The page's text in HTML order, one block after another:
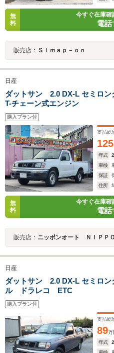
無
料
今すぐ在庫確
電話
販売店： Ｓｉｍａｐ－ｏｎ
日産
ダットサン 2.0 DX-L セミロ
T-チェーン式エンジン
購入プラン付
支払総
年式
車検
保証
住所
無
料
今すぐ在庫確
電話
販売店： ニッポンオート ＮＩＰＰ
日産
ダットサン 2.0 DX-L セミロ
ル ドラレコ ETC
購入プラン付
支払総
89万
年式